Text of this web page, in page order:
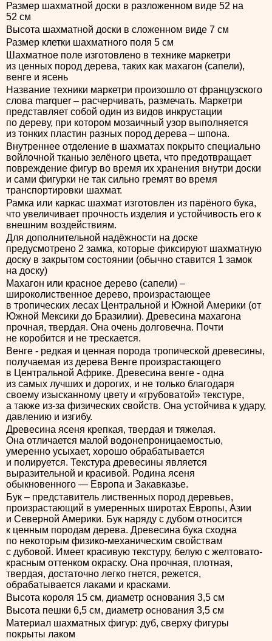
Размер шахматной доски в разложенном виде 52 на
52 см
Высота шахматной доски в сложенном виде 7 см
Размер клетки шахматного поля 5 см
Шахматное поле изготовлено в технике маркетри
из ценных пород дерева, таких как махагон (сапели),
венге и ясень
Название техники маркетри произошло от французского
слова marquer – расчерчивать, размечать. Маркетри
представляет собой один из видов инкрустации
по дереву, при котором мозаичный узор выполняется
из тонких пластин разных пород дерева – шпона.
Внутреннее отделение в шахматах покрыто специально
войлочной тканью зелёного цвета, что предотвращает
повреждение фигур во время их хранения внутри доски
и сами фигурки не так сильно гремят во время
транспортировки шахмат.
Рамка или каркас шахмат изготовлен из парёного бука,
что увеличивает прочность изделия и устойчивость его к
внешним воздействиям.
Для дополнительной надёжности на доске
предусмотрено 2 замка, которые фиксируют шахматную
доску в закрытом состоянии (обычно ставится 1 замок
на доску)
Махагон или красное дерево (сапели) –
широколиственное дерево, произрастающее
в тропических лесах Центральной и Южной Америки (от
Южной Мексики до Бразилии). Древесина махагона
прочная, твердая. Она очень долговечна. Почти
не коробится и не трескается.
Венге - редкая и ценная порода тропической древесины,
получаемая из дерева Венге произрастающего
в Центральной Африке. Древесина венге - одна
из самых лучших и дорогих, и не только благодаря
своему изысканному цвету и «грубоватой» текстуре,
а также из-за физических свойств. Она устойчива к удару,
давлению и изгибу.
Древесина ясеня крепкая, твердая и тяжелая.
Она отличается малой водонепроницаемостью,
умеренно усыхает, хорошо обрабатывается
и полируется. Текстура древесины является
выразительной и красивой. Родина ясеня
обыкновенного — Европа и Закавказье.
Бук – представитель лиственных пород деревьев,
произрастающий в умеренных широтах Европы, Азии
и Северной Америки. Бук наряду с дубом относится
к ценным породам дерева. Древесина бука сходна
по некоторым физико-механическим свойствам
с дубовой. Имеет красивую текстуру, белую с желтовато-
красным оттенком окраску. Она прочная, плотная,
твердая, достаточно легко гнется, режется,
обрабатывается лаками и красками.
Высота короля 15 см, диаметр основания 3,5 см
Высота пешки 6,5 см, диаметр основания 3,5 см
Материал шахматных фигур: дуб, сверху фигуры
покрыты лаком